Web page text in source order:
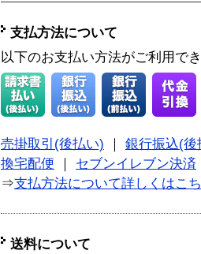
支払方法について
以下のお支払い方法がご利用で
売掛取引(後払い)
銀行振込(後
換宅配便
セブンイレブン決済
⇒支払方法について詳しくはこ
送料について